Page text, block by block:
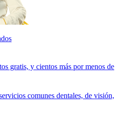
gratis, y cientos más por menos de
comunes dentales, de visión,